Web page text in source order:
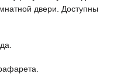
двери. Доступны